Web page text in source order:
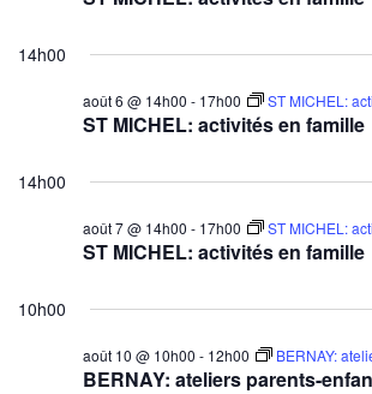
14h00
ST MICHEL: activités en famille
août 6 @ 14h00 - 17h00 ST MICHEL:
14h00
ST MICHEL: activités en famille
août 7 @ 14h00 - 17h00 ST MICHEL:
10h00
BERNAY: ateliers parents-
août 10 @ 10h00 - 12h00 BERNAY: